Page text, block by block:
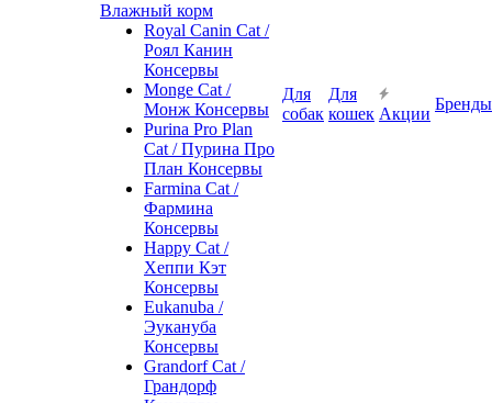
Влажный корм
Royal Canin Cat /
Роял Канин
Консервы
Monge Cat /
Монж Консервы
Purina Pro Plan
Cat / Пурина Про
План Консервы
Farmina Cat /
Фармина
Консервы
Happy Cat /
Хеппи Кэт
Консервы
Eukanuba /
Эукануба
Консервы
Grandorf Cat /
Грандорф
Для
собак
Для
кошек Акции
Бренды